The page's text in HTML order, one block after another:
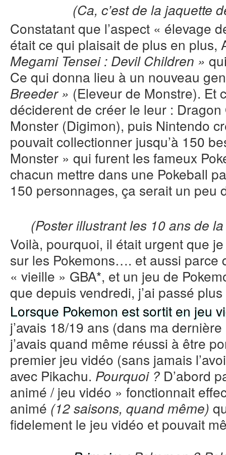
(Ca, c’est de la jaquette
Constatant que l’aspect « élevage
était ce qui plaisait de plus en plus,
Megami Tensei : Devil Children »
Ce qui donna lieu à un nouveau
Breeder » (Eleveur de Monstre). Et
déciderent de créer le leur :
Monster (Digimon), puis Nintendo
pouvait collectionner jusqu’à 150
Monster » qui furent les fameux
chacun mettre dans une Pokeball
150 personnages, ça serait un
(Poster illustrant les 10 ans de
Voilà, pourquoi, il était urgent que
sur les Pokemons…. et aussi parce
« vieille » GBA*, et un jeu de
que depuis vendredi, j’ai passé
Lorsque Pokemon est sortit en jeu
j’avais 18/19 ans (dans ma
j’avais quand même réussi à être
premier jeu vidéo (sans jamais
avec Pikachu. Pourquoi ? D’abord
animé / jeu vidéo » fonctionnait
animé (12 saisons, quand même)
fidelement le jeu vidéo et pouvait